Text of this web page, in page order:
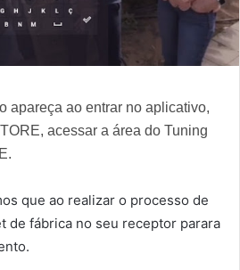
apareça ao entrar no aplicativo,
acessar a área do Tuning
que ao realizar o processo de
de fábrica no seu receptor parara